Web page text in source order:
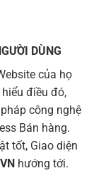
DÙNG
của họ
điều đó,
công nghệ
Bán hàng.
tốt, Giao diện
hướng tới.